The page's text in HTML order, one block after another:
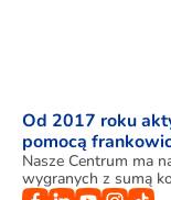
Od 2017 roku
pomocą
Nasze Centrum ma
wygranych z sumą